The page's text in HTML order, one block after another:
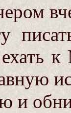
и